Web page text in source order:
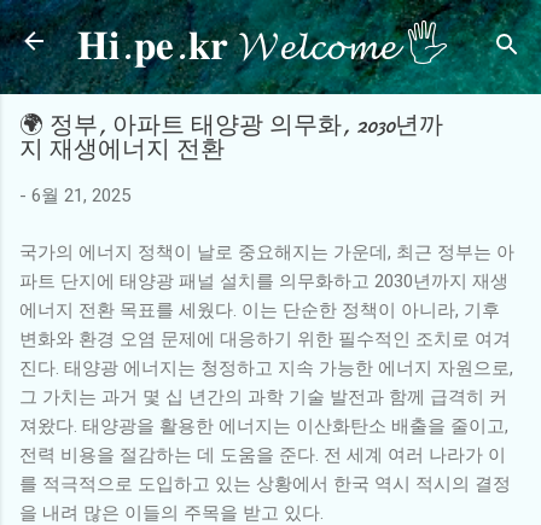
기본 콘텐츠로 건너뛰기
𝐇𝐢.𝐩𝐞.𝐤𝐫 𝓦𝓮𝓵𝓬𝓸𝓶𝓮 🖐
🌍 정부, 아파트 태양광 의무화, 2030년까
지 재생에너지 전환
- 6월 21, 2025
국가의 에너지 정책이 날로 중요해지는 가운데, 최근 정부는 아
파트 단지에 태양광 패널 설치를 의무화하고 2030년까지 재생
에너지 전환 목표를 세웠다. 이는 단순한 정책이 아니라, 기후
변화와 환경 오염 문제에 대응하기 위한 필수적인 조치로 여겨
진다. 태양광 에너지는 청정하고 지속 가능한 에너지 자원으로,
그 가치는 과거 몇 십 년간의 과학 기술 발전과 함께 급격히 커
져왔다. 태양광을 활용한 에너지는 이산화탄소 배출을 줄이고,
전력 비용을 절감하는 데 도움을 준다. 전 세계 여러 나라가 이
를 적극적으로 도입하고 있는 상황에서 한국 역시 적시의 결정
을 내려 많은 이들의 주목을 받고 있다.